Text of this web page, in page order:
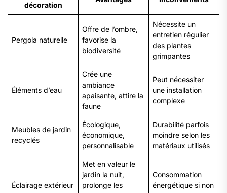
décoration
Pergola naturelle
Offre de l’ombre,
favorise la
biodiversité
Nécessite un
entretien régulier
des plantes
grimpantes
Éléments d’eau
Crée une
ambiance
apaisante, attire la
faune
Peut nécessiter
une installation
complexe
Meubles de jardin
recyclés
Écologique,
économique,
personnalisable
Durabilité parfois
moindre selon les
matériaux utilisés
Éclairage extérieur
Met en valeur le
jardin la nuit,
prolonge les
Consommation
énergétique si non